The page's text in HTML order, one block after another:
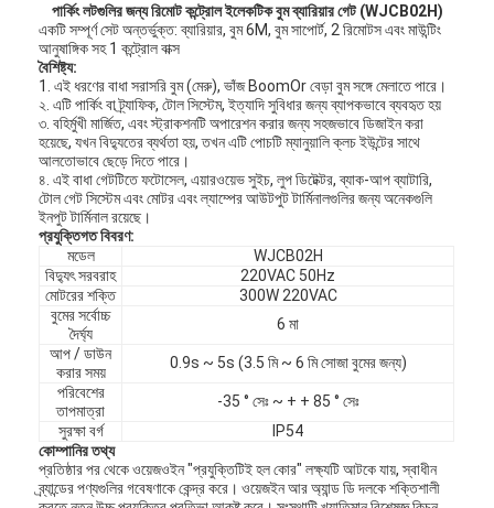
পার্কিং লটগুলির জন্য রিমোট কন্ট্রোল ইলেকটিক বুম ব্যারিয়ার গেট (WJCB02H)
একটি সম্পূর্ণ সেট অন্তর্ভুক্ত: ব্যারিয়ার, বুম 6M, বুম সাপোর্ট, 2 রিমোটস এবং মাউন্টিং
আনুষাঙ্গিক সহ 1 কন্ট্রোল বাক্স
বৈশিষ্ট্য:
1. এই ধরণের বাধা সরাসরি বুম (মেরু), ভাঁজ BoomOr বেড়া বুম সঙ্গে মেলাতে পারে।
২. এটি পার্কিং বা ট্র্যাফিক, টোল সিস্টেম, ইত্যাদি সুবিধার জন্য ব্যাপকভাবে ব্যবহৃত হয়
৩. বহির্মুখী মার্জিত, এবং স্ট্রাকশনটি অপারেশন করার জন্য সহজভাবে ডিজাইন করা
হয়েছে, যখন বিদ্যুতের ব্যর্থতা হয়, তখন এটি পোচটি ম্যানুয়ালি ক্লচ ইউন্টের সাথে
আলতোভাবে ছেড়ে দিতে পারে।
৪. এই বাধা গেটটিতে ফটোসেল, এয়ারওয়েভ সুইচ, লুপ ডিটেক্টর, ব্যাক-আপ ব্যাটারি,
টোল গেট সিস্টেম এবং মোটর এবং ল্যাম্পের আউটপুট টার্মিনালগুলির জন্য অনেকগুলি
ইনপুট টার্মিনাল রয়েছে।
প্রযুক্তিগত বিবরণ:
মডেল
WJCB02H
বিদ্যুৎ সরবরাহ
220VAC 50Hz
মোটরের শক্তি
300W 220VAC
বুমের সর্বোচ্চ
দৈর্ঘ্য
6 মা
আপ / ডাউন
করার সময়
0.9s ~ 5s (3.5 মি ~ 6 মি সোজা বুমের জন্য)
পরিবেশের
তাপমাত্রা
-35 ° সেঃ ~ + + 85 ° সেঃ
সুরক্ষা বর্গ
IP54
কোম্পানির তথ্য
প্রতিষ্ঠার পর থেকে ওয়েজওইন "প্রযুক্তিটিই হল কোর" লক্ষ্যটি আটকে যায়, স্বাধীন
ব্র্যান্ডের পণ্যগুলির গবেষণাকে কেন্দ্র করে। ওয়েজইন আর অ্যান্ড ডি দলকে শক্তিশালী